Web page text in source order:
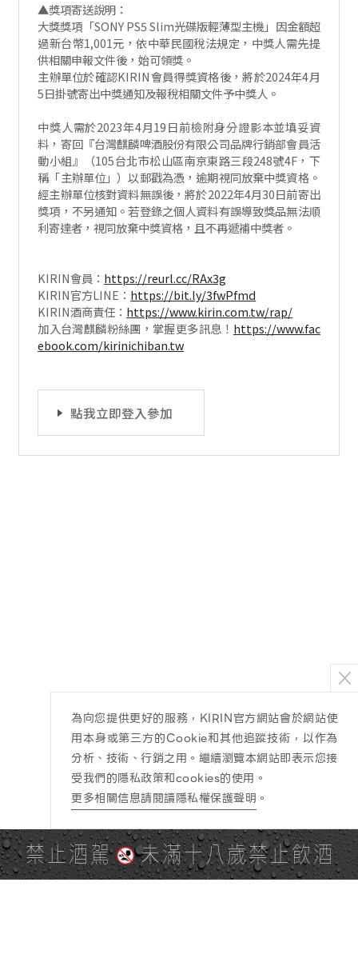
▲獎項寄送說明：
大獎獎項「SONY PS5 Slim光碟版輕薄型主機」因金額超
過新台幣1,001元，依中華民國稅法規定，中獎人需先提
供相關申報文件後，始可領獎。
主辦單位於確認KIRIN會員得獎資格後，將於2024年4月
5日掛號寄出中獎通知及報稅相關文件予中獎人。
中獎人需於2023年4月19日前檢附身分證影本並填妥資
料，寄回『台灣麒麟啤酒股份有限公司品牌行銷部會員活
動小組』（105台北市松山區南京東路三段248號4F，下
稱「主辦單位」）以郵戳為憑，逾期視同放棄中獎資格。
經主辦單位核對資料無誤後，將於2022年4月30日前寄出
獎項，不另通知。若登錄之個人資料有誤導致獎品無法順
利寄達者，視同放棄中獎資格，且不再遞補中獎者。
KIRIN會員： https://reurl.cc/RAx3g
KIRIN官方LINE： https://bit.ly/3fwPfmd
KIRIN酒商責任： https://www.kirin.com.tw/rap/
加入台灣麒麟粉絲團，掌握更多訊息！ https://www.fac
ebook.com/kirinichiban.tw
點我立即登入參加
禁止酒駕 未滿十八歲禁止飲酒
為向您提供更好的服務，KIRIN官方網站會於網站使
用本身或第三方的Cookie和其他追蹤技術，以作為
分析、技術、行銷之用。繼續瀏覽本網站即表示您接
受我們的隱私政策和cookies的使用。
更多相關信息請閱讀隱私權保護聲明 。
PAGE TOP